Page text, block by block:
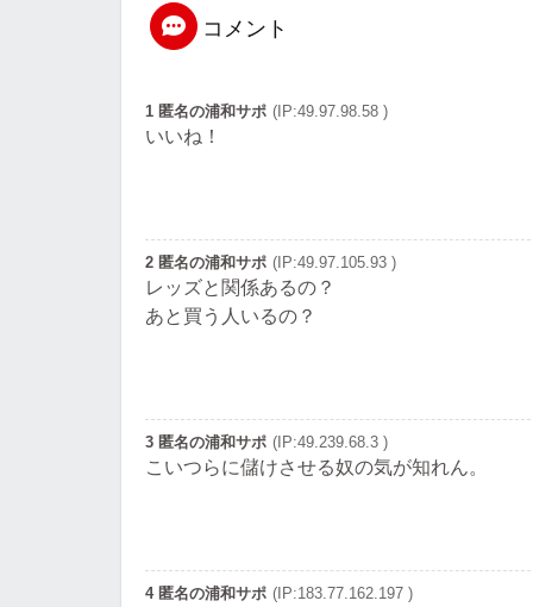
コメント
1 匿名の浦和サポ (IP:49.97.98.58 )
いいね！
2 匿名の浦和サポ (IP:49.97.105.93 )
レッズと関係あるの？
あと買う人いるの？
3 匿名の浦和サポ (IP:49.239.68.3 )
こいつらに儲けさせる奴の気が知れん。
4 匿名の浦和サポ (IP:183.77.162.197 )